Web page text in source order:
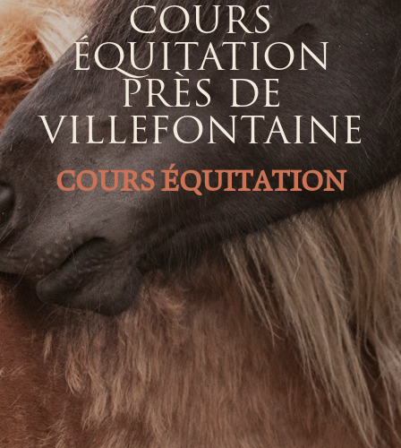
COURS
ÉQUITATION
PRÈS DE
VILLEFONTAINE
COURS ÉQUITATION